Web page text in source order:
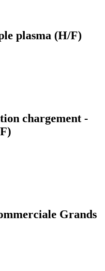
plasma (H/F)
chargement -
Grands